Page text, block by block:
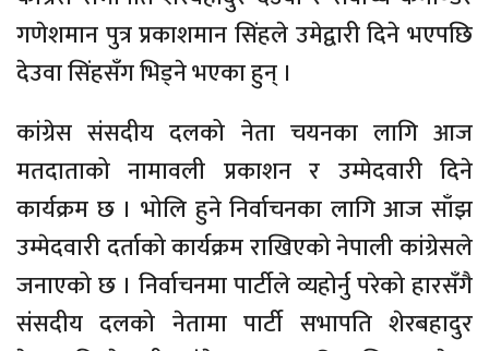
गणेशमान पुत्र प्रकाशमान सिंहले उमेद्वारी दिने भएपछि
देउवा सिंहसँग भिड्ने भएका हुन् ।
कांग्रेस संसदीय दलको नेता चयनका लागि आज
मतदाताको नामावली प्रकाशन र उम्मेदवारी दिने
कार्यक्रम छ । भोलि हुने निर्वाचनका लागि आज साँझ
उम्मेदवारी दर्ताको कार्यक्रम राखिएको नेपाली कांग्रेसले
जनाएको छ । निर्वाचनमा पार्टीले व्यहोर्नु परेको हारसँगै
संसदीय दलको नेतामा पार्टी सभापति शेरबहादुर